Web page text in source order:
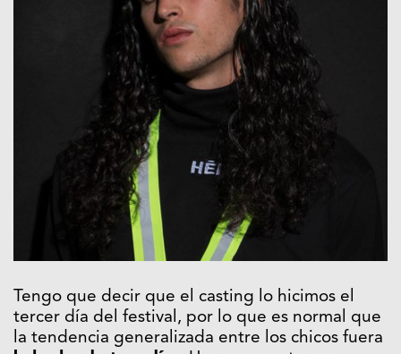
Tengo que decir que el casting lo hicimos el
tercer día del festival, por lo que es normal que
la tendencia generalizada entre los chicos fuera